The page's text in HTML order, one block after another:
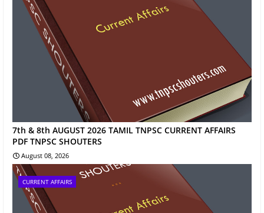
7th & 8th AUGUST 2026 TAMIL TNPSC CURRENT AFFAIRS
PDF TNPSC SHOUTERS
August 08, 2026
CURRENT AFFAIRS